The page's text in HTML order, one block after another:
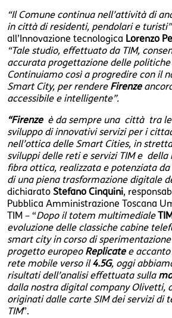
“Il Comune continua nell’attività di
in città di residenti, pendolari e turisti”
all’Innovazione tecnologica Lorenzo
“Tale studio, effettuato da TIM,
accurata progettazione delle
Continuiamo così a progredire con il
Smart City, per rendere Firenze
accessibile e intelligente”.
“Firenze è da sempre una città tra
sviluppo di innovativi servizi per i
nell’ottica delle Smart Cities, in
sviluppi delle reti e servizi TIM e
fibra ottica, realizzata e potenziata da
di una piena trasformazione digitale
dichiarato Stefano Cinquini,
Pubblica Amministrazione Toscana
TIM – “Dopo il totem multimediale
evoluzione delle classiche cabine
smart city in corso di
progetto europeo Replicatee accanto
rete mobile verso il4.5G, oggi
risultati dell’analisi effettuata sulla
dalla nostra digital company Olivetti,
originati dalle carte SIM dei servizi di
TIM”.